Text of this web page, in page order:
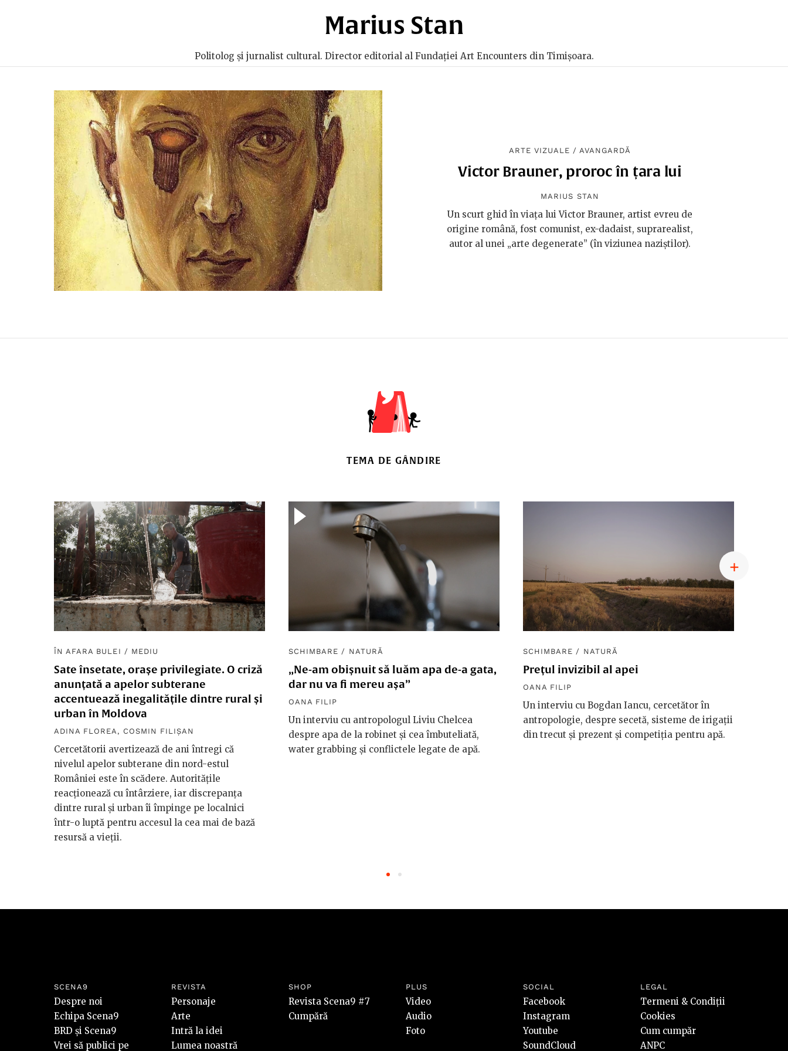
Marius Stan
Politolog și jurnalist cultural. Director editorial al Fundației Art Encounters din Timișoara.
ARTE VIZUALE /AVANGARDĂ
Victor Brauner, proroc în țara lui
MARIUS STAN
Un scurt ghid în viața lui Victor Brauner, artist evreu de
origine română, fost comunist, ex-dadaist, suprarealist,
autor al unei „arte degenerate” (în viziunea naziștilor).
TEMA DE GÂNDIRE
ÎN AFARA BULEI / MEDIU
Sate însetate, orașe privilegiate. O criză
anunțată a apelor subterane
accentuează inegalitățile dintre rural și
urban în Moldova
ADINA FLOREA , COSMIN FILIȘAN
Cercetătorii avertizează de ani întregi că
nivelul apelor subterane din nord-estul
României este în scădere. Autoritățile
reacționează cu întârziere, iar discrepanța
dintre rural și urban îi împinge pe localnici
într-o luptă pentru accesul la cea mai de bază
resursă a vieții.
SCHIMBARE / NATURĂ
„Ne-am obișnuit să luăm apa de-a gata,
dar nu va fi mereu așa”
OANA FILIP
Un interviu cu antropologul Liviu Chelcea
despre apa de la robinet și cea îmbuteliată,
water grabbing și conflictele legate de apă.
SCHIMBARE / NATURĂ
Prețul invizibil al apei
OANA FILIP
Un interviu cu Bogdan Iancu, cercetător în
antropologie, despre secetă, sisteme de irigații
din trecut și prezent și competiția pentru apă.
SCENA9
Despre noi
Echipa Scena9
BRD și Scena9
Vrei să publici pe
REVISTA
Personaje
Arte
Intră la idei
Lumea noastră
SHOP
Revista Scena9 #7
Cumpără
PLUS
Video
Audio
Foto
SOCIAL
Facebook
Instagram
Youtube
SoundCloud
LEGAL
Termeni & Condiții
Cookies
Cum cumpăr
ANPC